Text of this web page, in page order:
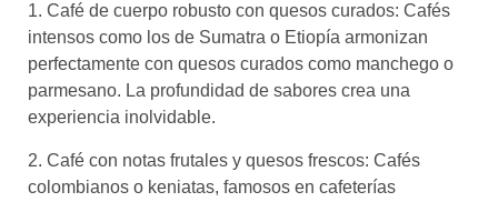
1. Café de cuerpo robusto con quesos curados: Cafés
intensos como los de Sumatra o Etiopía armonizan
perfectamente con quesos curados como manchego o
parmesano. La profundidad de sabores crea una
experiencia inolvidable.
2. Café con notas frutales y quesos frescos: Cafés
colombianos o keniatas, famosos en cafeterías